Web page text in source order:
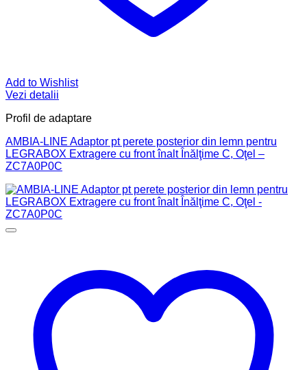
Add to Wishlist
Vezi detalii
Profil de adaptare
AMBIA-LINE Adaptor pt perete posterior din lemn pentru
LEGRABOX Extragere cu front înalt Înălţime C, Oţel –
ZC7A0P0C